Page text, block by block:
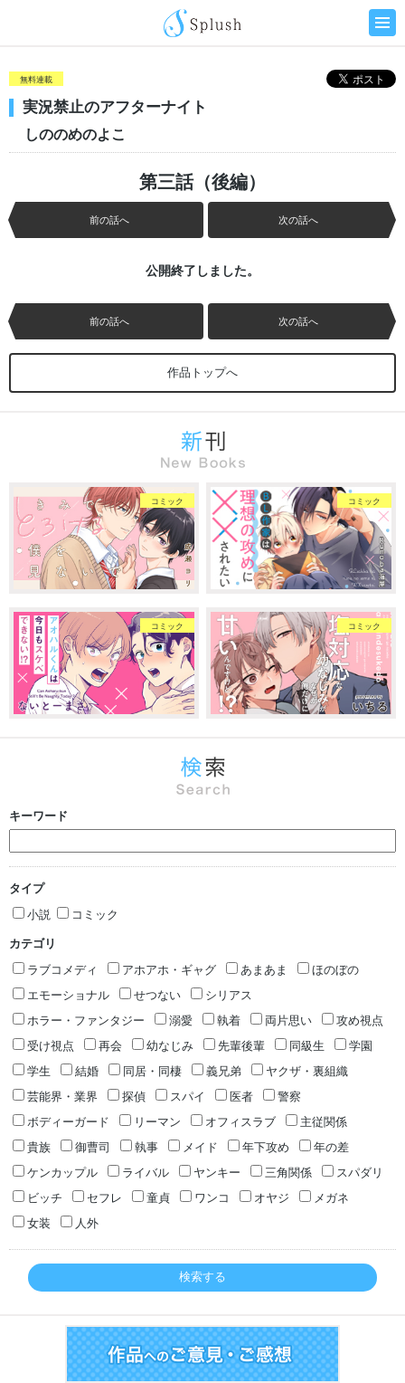
無料連載
実況禁止のアフターナイト
しののめのよこ
第三話（後編）
前の話へ 次の話へ
公開終了しました。
前の話へ 次の話へ
作品トップへ
コミック コミック
コミック コミック
キーワード
タイプ
小説
コミック
カテゴリ
ラブコメディ
アホアホ・ギャグ あまあま
ほのぼの
エモーショナル
せつない
シリアス
ホラー・ファンタジー
溺愛 執着 両片思い
攻め視点
受け視点
再会 幼なじみ 先輩後輩 同級生
学園
学生
結婚 同居・同棲 義兄弟
ヤクザ・裏組織
芸能界・業界
探偵 スパイ 医者
警察
ボディーガード
リーマン オフィスラブ
主従関係
貴族
御曹司 執事 メイド 年下攻め
年の差
ケンカップル
ライバル ヤンキー 三角関係
スパダリ
ビッチ
セフレ 童貞 ワンコ オヤジ
メガネ
女装
人外
検索する